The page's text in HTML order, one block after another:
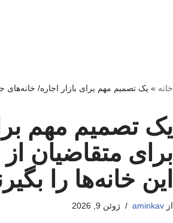
خانه » یک تصمیم مهم برای بازار اجاره/ خانه‌های
یک تصمیم مهم
برای متقاضیان
این خانه‌ها را
ازaminkav ژوئن 9, 2026